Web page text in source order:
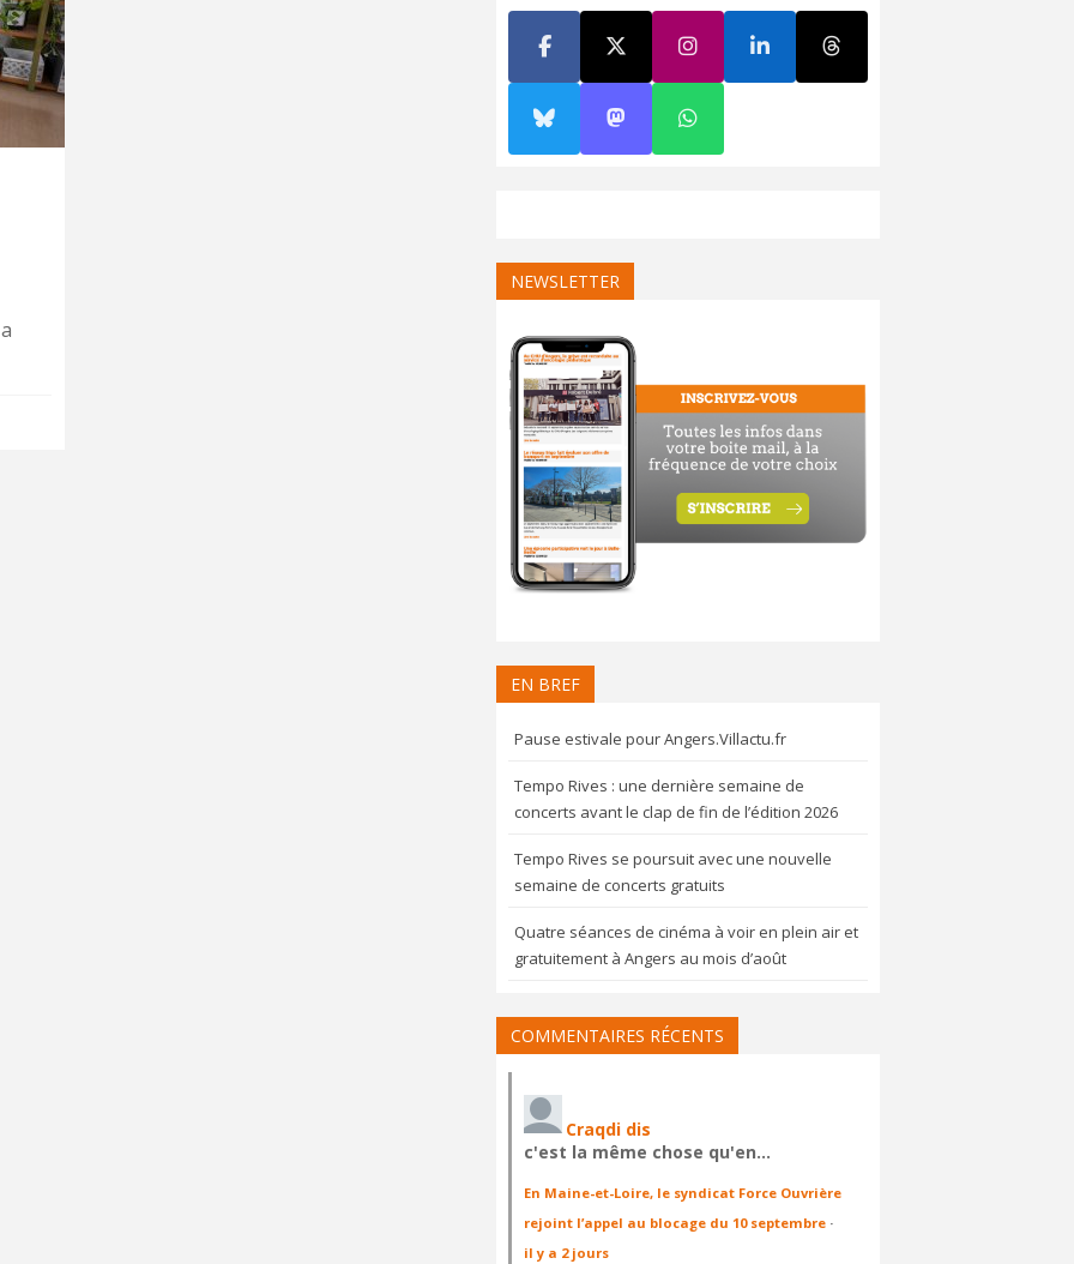
NEWSLETTER
EN BREF
Pause estivale pour Angers.Villactu.fr
Tempo Rives : une dernière semaine de
concerts avant le clap de fin de l’édition 2026
Tempo Rives se poursuit avec une nouvelle
semaine de concerts gratuits
Quatre séances de cinéma à voir en plein air et
gratuitement à Angers au mois d’août
COMMENTAIRES RÉCENTS
Craqdi dis
c'est la même chose qu'en…
En Maine-et-Loire, le syndicat Force Ouvrière
rejoint l’appel au blocage du 10 septembre ·
il y a 2 jours